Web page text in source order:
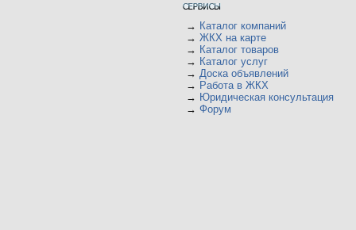
→ Каталог компаний
→ ЖКХ на карте
→ Каталог товаров
→ Каталог услуг
→ Доска объявлений
→ Работа в ЖКХ
→ Юридическая консультация
→ Форум